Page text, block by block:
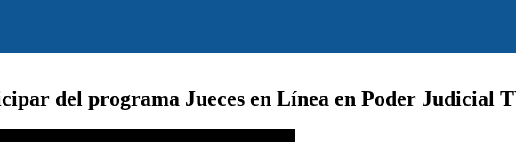
del programa Jueces en Línea en Poder Judicial